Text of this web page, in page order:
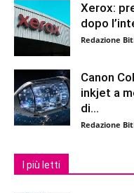
Xerox:
dopo
Redazione
Canon
inkjet a
di...
Redazione
I più letti